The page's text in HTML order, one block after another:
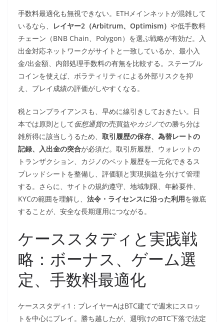
手数料最適化も無視できない。ETHメインネットが混雑して
いるなら、
レイヤー2（Arbitrum、Optimism） や低手数料
チェーン（BNB Chain、Polygon）を選ぶ戦略が有効だ。入
出金対応ネットワークがサイトと一致しているか、最小入
金/出金額、内部処理手数料の有無を比較する。ステーブル
コインを使えば、ボラティリティによる外部リスクを抑
え、プレイ成績の評価がしやすくなる。
税とコンプライアンスも、早めに線引きしておきたい。日
本では原則として仮想通貨の売買益やカジノでの勝ち分は
雑所得に該当しうるため、 取引履歴の保存、為替レートの
記録、入出金の突合が必須だ。取引所履歴、ウォレットの
トランザクション、カジノのベット履歴を一元化できるス
プレッドシートを整備し、評価額と実現損益を分けて管理
する。さらに、サイトの規約遵守、地域制限、年齢要件、
KYCの範囲を理解し、 法令・ライセンスに沿った利用を徹底
することが、安全な長期運用につながる。
ケーススタディと実践戦
略：ボーナス、ゲーム選
定、手数料最適化
ケーススタディ1：プレイヤーAはBTC建てで週末にスロッ
トを中心にプレイ。勝ち越したが、週明けのBTC下落で法定